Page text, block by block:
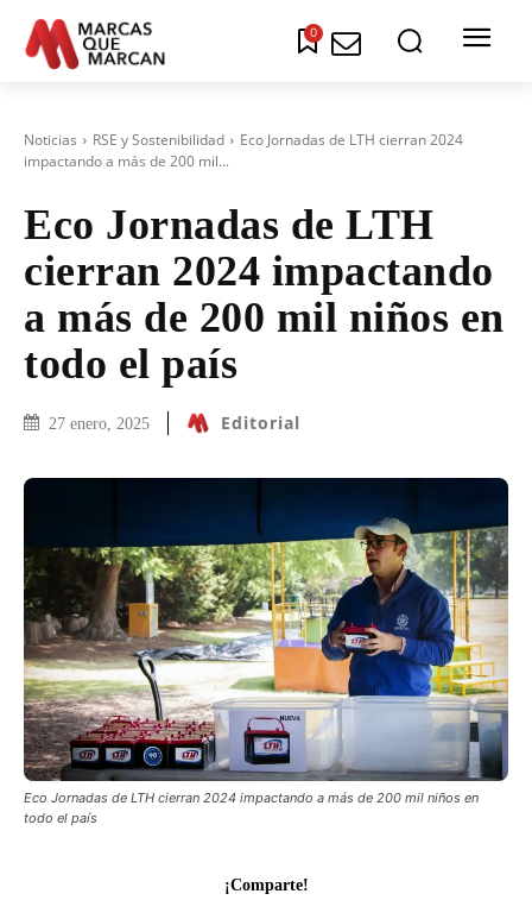
0
Noticias RSE y Sostenibilidad
Eco Jornadas de LTH cierran 2024
impactando a más de 200 mil...
Eco Jornadas de LTH
cierran 2024 impactando
a más de 200 mil niños en
todo el país
27 enero, 2025 Editorial
Eco Jornadas de LTH cierran 2024 impactando a más de 200 mil niños en
todo el país
¡Comparte!